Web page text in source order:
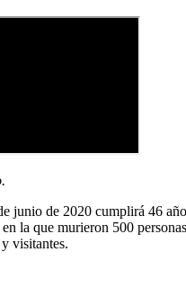
junio de 2020 cumplirá 46
la que murieron 500
visitantes.